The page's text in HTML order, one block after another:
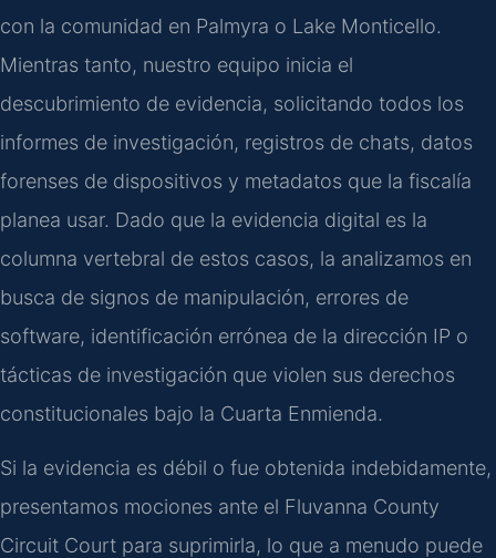
con la comunidad en Palmyra o Lake Monticello.
Mientras tanto, nuestro equipo inicia el
descubrimiento de evidencia, solicitando todos los
informes de investigación, registros de chats, datos
forenses de dispositivos y metadatos que la fiscalía
planea usar. Dado que la evidencia digital es la
columna vertebral de estos casos, la analizamos en
busca de signos de manipulación, errores de
software, identificación errónea de la dirección IP o
tácticas de investigación que violen sus derechos
constitucionales bajo la Cuarta Enmienda.
Si la evidencia es débil o fue obtenida indebidamente,
presentamos mociones ante el Fluvanna County
Circuit Court para suprimirla, lo que a menudo puede